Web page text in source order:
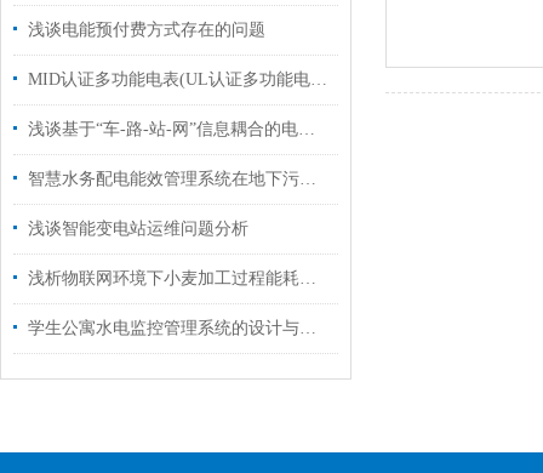
浅谈电能预付费方式存在的问题
MID认证多功能电表(UL认证多功能电表)
浅谈基于“车-路-站-网”信息耦合的电动汽车有序充电策略
智慧水务配电能效管理系统在地下污水处理厂的应用
浅谈智能变电站运维问题分析
浅析物联网环境下小麦加工过程能耗监测系统设计
学生公寓水电监控管理系统的设计与应用